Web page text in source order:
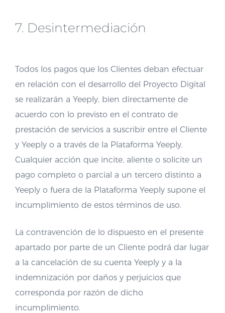
7. Desintermediación
Todos los pagos que los Clientes deban efectuar
en relación con el desarrollo del Proyecto Digital
se realizarán a Yeeply, bien directamente de
acuerdo con lo previsto en el contrato de
prestación de servicios a suscribir entre el Cliente
y Yeeply o a través de la Plataforma Yeeply.
Cualquier acción que incite, aliente o solicite un
pago completo o parcial a un tercero distinto a
Yeeply o fuera de la Plataforma Yeeply supone el
incumplimiento de estos términos de uso.
La contravención de lo dispuesto en el presente
apartado por parte de un Cliente podrá dar lugar
a la cancelación de su cuenta Yeeply y a la
indemnización por daños y perjuicios que
corresponda por razón de dicho
incumplimiento.